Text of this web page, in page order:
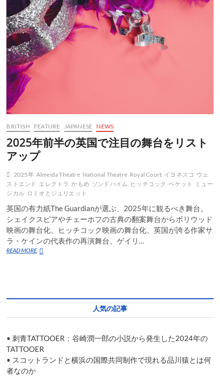
モ
ノ
や
人
形
の
世
週
間
BRITISH FEATURE JAPANESE NEWS
2025年前半の英国で注目の舞台をリスト
アップ
2025年 Almeida Theatre National Theatre Royal Court イヨネスコ ウェ
ストエンド エレクトラ かもめ ソンドハイム ヒッチコック ベケット
ミュー
ジカル ロミオとジュリエット
英国の有力紙The Guardianが選ぶ、2025年に観るべき舞台。
シェイクスピアやチェーホフの古典の翻案舞台からボリウッド
映画の舞台化、ヒッチコック映画の舞台化、英国が誇る作家サ
ラ・ケインの代表作の再演舞台、ゲイリ…
READ MORE2025
の
舞
台
を
人気の記事
•刺青TATTOOER：谷崎潤一郎の小説から発生した2024年の
TATTOOER
• スコットランドと横浜の国際共同制作で現れる品川猿とは何
者なのか